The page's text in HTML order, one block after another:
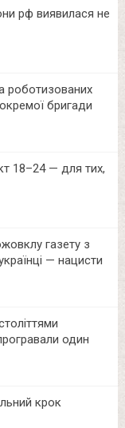
рф виявилася не
роботизованих
бригади
18–24 — для тих,
газету з
— нацисти
один
крок